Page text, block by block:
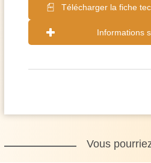
Télécharger la fiche
Informations
Vous